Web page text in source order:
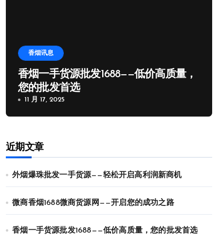
香烟讯息
香烟一手货源批发1688——低价高质量，
您的批发首选
11 月 17, 2025
近期文章
外烟爆珠批发一手货源——轻松开启高利润新商机
微商香烟1688微商货源网——开启您的成功之路
香烟一手货源批发1688——低价高质量，您的批发首选